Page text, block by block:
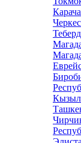
Кызыл